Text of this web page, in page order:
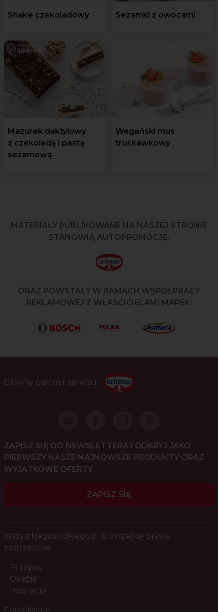
Shake czekoladowy Sezamki z owocami
Mazurek daktylowy
z czekoladą i pastą
sezamową
Wegański mus
truskawkowy
MATERIAŁY PUBLIKOWANE NA NASZEJ STRONIE
STANOWIĄ AUTOPROMOCJĘ:
ORAZ POWSTAŁY W RAMACH WSPÓŁPRACY
REKLAMOWEJ Z WŁAŚCICIELAMI MAREK:
Główny partner serwisu
ZAPISZ SIĘ DO NEWSLETTERA I ODKRYJ JAKO
PIERWSZY NASZE NAJNOWSZE PRODUKTY ORAZ
WYJĄTKOWE OFERTY
ZAPISZ SIĘ
Wszystkiegoslodkiego.pl © Wszelkie prawa
zastrzeżone
Przepisy
Okazje
Inspiracje